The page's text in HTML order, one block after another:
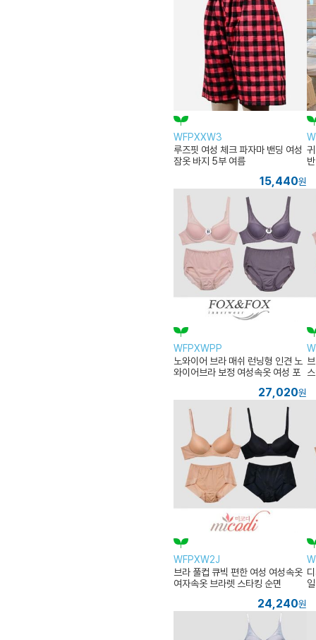
WFPXXW3
루즈핏 여성 체크 파자마 밴딩 여성
잠옷 바지 5부 여름
15,440원
WFPXWPP
노와이어 브라 매쉬 런닝형 인견 노
와이어브라 보정 여성속옷 여성 포
27,020원
WFPXW2J
브라 풀컵 큐빅 편한 여성 여성속옷
여자속옷 브라렛 스타킹 순면
24,240원